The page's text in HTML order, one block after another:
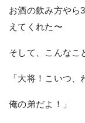
お酒の飲み方やら
えてくれた〜
そして、こんなこ
「大将！こいつ
俺の弟だよ！」